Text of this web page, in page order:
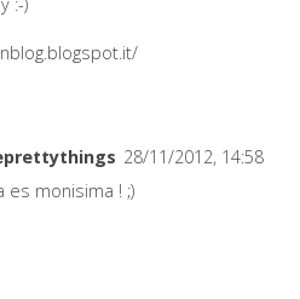
28/11/2012, 14:58
es monisima ! ;)